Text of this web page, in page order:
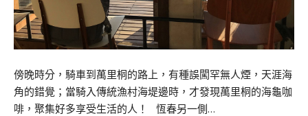
傍晚時分，騎車到萬里桐的路上，有種誤闖罕無人煙，天涯海
角的錯覺；當騎入傳統漁村海堤邊時，才發現萬里桐的海龜咖
啡，聚集好多享受生活的人！ 恆春另一側…